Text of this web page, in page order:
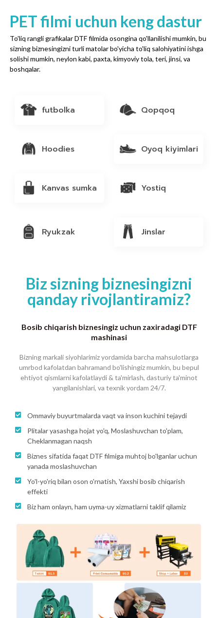
PET filmi uchun keng dastur
To'liq rangli grafikalar DTF filmida osongina qo'llanilishi mumkin, bu
sizning biznesingizni turli matolar bo'yicha to'liq salohiyatini ishga
solishi mumkin, neylon kabi, paxta, kimyoviy tola, teri, jinsi, va
boshqalar.
futbolka Qopqoq
Hoodies Oyoq kiyimlari
Kanvas sumka Yostiq
Ryukzak Jinslar
Biz sizning biznesingizni
qanday rivojlantiramiz?
Bosib chiqarish biznesingiz uchun zaxiradagi DTF
mashinasi
Bizning markali siyohlarimiz yordamida barcha mahsulotlarga
umrbod kafolatdan bahramand bo'lishingiz mumkin, bu bepul
ehtiyot qismlarni kafolatlaydi & ta'mirlash, dasturiy ta'minot
yangilanishlari, va texnik yordam 24/7.
Ommaviy buyurtmalarda vaqt va inson kuchini tejaydi
Plitalar yasashga hojat yo'q, Moslashuvchan to'plam,
Cheklanmagan naqsh
Biznes sifatida faqat DTF filmiga muhtoj bo'lganlar uchun
yanada moslashuvchan
Yo'l-yo'riq bilan oson o'rnatish, Yaxshi bosib chiqarish
effekti
Biz ham onlayn, ham uyma-uy xizmatlarni taklif qilamiz